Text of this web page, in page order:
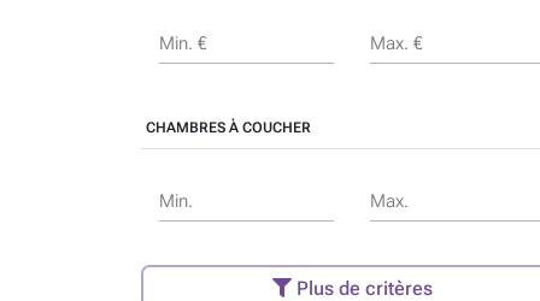
Min. € Max. €
CHAMBRES À COUCHER
Min. Max.
Plus de critères